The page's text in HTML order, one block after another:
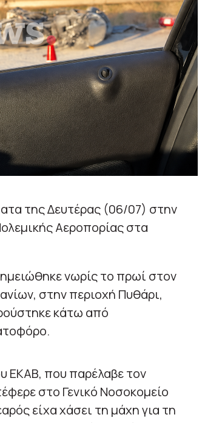
της Δευτέρας (06/07) στην
Αεροπορίας στα
νωρίς το πρωί στον
στην περιοχή Πυθάρι,
κάτω από
ΕΚΑΒ, που παρέλαβε τον
στο Γενικό Νοσοκομείο
είχα χάσει τη μάχη για τη